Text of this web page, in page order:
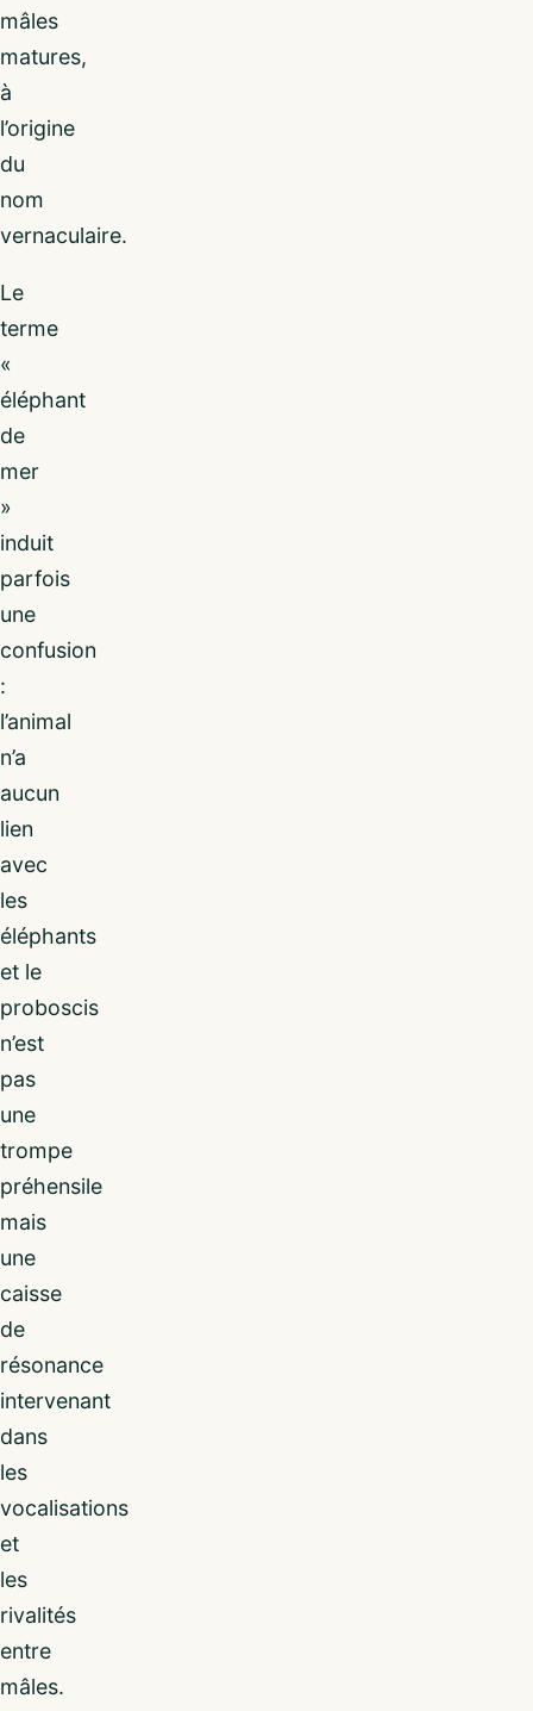
mâles
matures,
à
l’origine
du
nom
vernaculaire.
Le
terme
«
éléphant
de
mer
»
induit
parfois
une
confusion
:
l’animal
n’a
aucun
lien
avec
les
éléphants
et le
proboscis
n’est
pas
une
trompe
préhensile
mais
une
caisse
de
résonance
intervenant
dans
les
vocalisations
et
les
rivalités
entre
mâles.